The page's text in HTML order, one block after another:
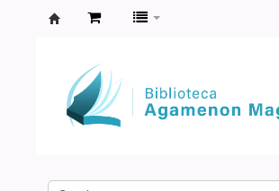
Agamenon
Magalhães